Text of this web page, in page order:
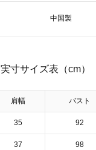
中国製
実寸サイズ表（cm）
肩幅 バスト
35 92
37 98